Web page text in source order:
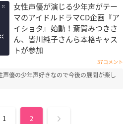
女性声優が演じる少年声がテー
マのアイドルドラマCD企画『ア
イショタ』始動！斎賀みつきさ
ん、皆川純子さんら本格キャス
トが参加
37コメント
優の少年声好きなので今後の展開が楽し
1 2